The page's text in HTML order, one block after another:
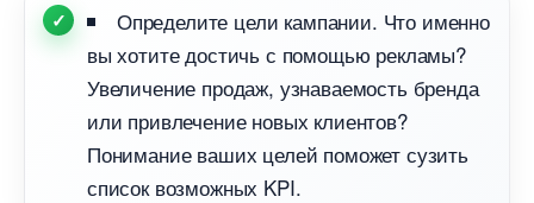
Определите цели кампании. Что именно
ы хотите достичь с помощью рекламы?
Увеличение продаж, узнаваемость бренда
или привлечение новых клиентов?
Понимание ваших целей поможет сузить
список возможных KPI.